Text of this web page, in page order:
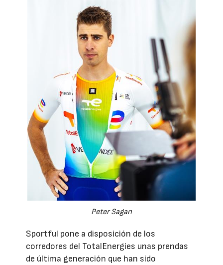
Peter Sagan
Sportful pone a disposición de los
corredores del TotalEnergies unas prendas
de última generación que han sido